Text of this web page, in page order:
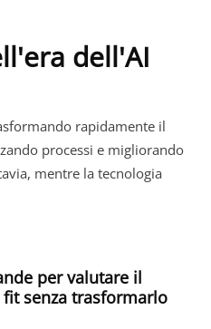
dell'AI
rapidamente il
processi e migliorando
mentre la tecnologia
per valutare il
senza trasformarlo